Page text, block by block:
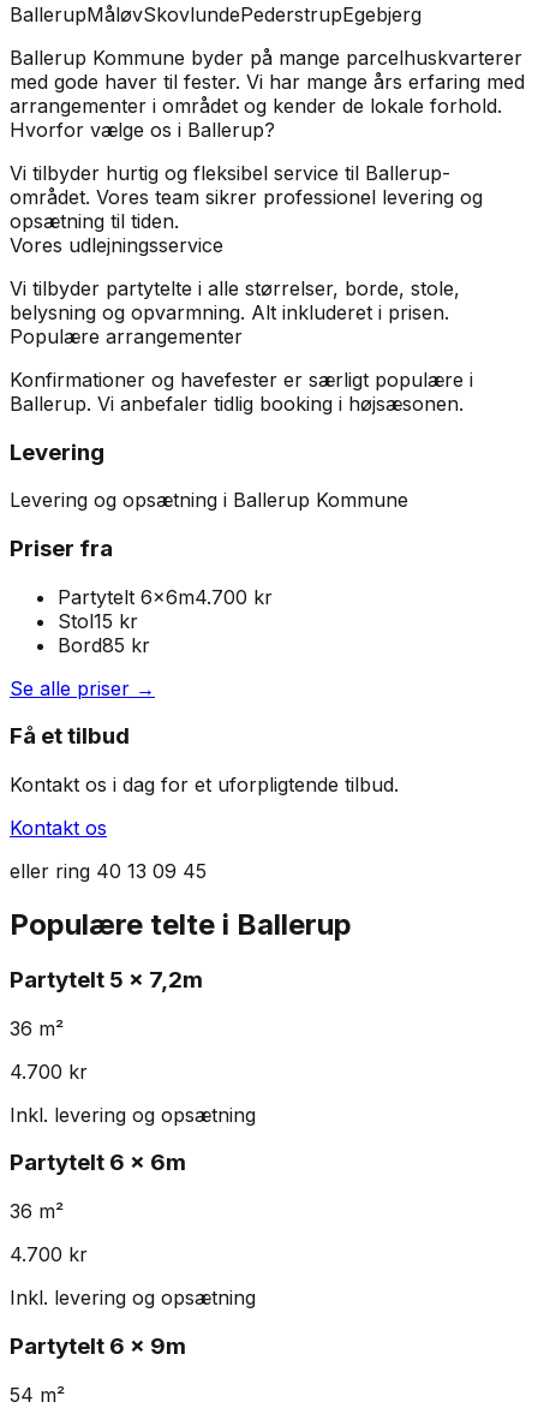
BallerupMåløvSkovlundePederstrupEgebjerg
Ballerup Kommune byder på mange parcelhuskvarterer
med gode haver til fester. Vi har mange års erfaring med
arrangementer i området og kender de lokale forhold.
Hvorfor vælge os i Ballerup?
Vi tilbyder hurtig og fleksibel service til Ballerup-
området. Vores team sikrer professionel levering og
opsætning til tiden.
Vores udlejningsservice
Vi tilbyder partytelte i alle størrelser, borde, stole,
belysning og opvarmning. Alt inkluderet i prisen.
Populære arrangementer
Konfirmationer og havefester er særligt populære i
Ballerup. Vi anbefaler tidlig booking i højsæsonen.
Levering
Levering og opsætning i Ballerup Kommune
Priser fra
Partytelt 6x6m4.700 kr
Stol15 kr
Bord85 kr
Se alle priser →
Få et tilbud
Kontakt os i dag for et uforpligtende tilbud.
Kontakt os
eller ring 40 13 09 45
Populære telte i Ballerup
Partytelt 5 x 7,2m
36 m²
4.700 kr
Inkl. levering og opsætning
Partytelt 6 x 6m
36 m²
4.700 kr
Inkl. levering og opsætning
Partytelt 6 x 9m
54 m²